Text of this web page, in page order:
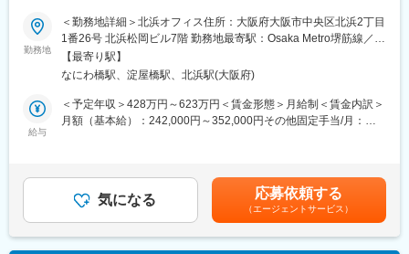
変更の範囲：会社の定める業務
査または内部統制業務のいずれか、あるいは両方の実務を担当い
ただく予定です。入社後はOJTにて基礎を習得いただきます。ま
た、業務時間内にセミナー受講やeラーニングにて学習いただけま
す。
■業務例：
＜内部監査業務＞
・業務監査：各部署と連携し、各部門での業務改善を実施
なく対応いただけます。
・各事業所の内部監査・評価：大阪市内の工場での内部監査、
米沢や千歳の子会社監査（年1回程度を想定）
勤務地
＜勤務地詳細＞北浜オフィス住所：大阪府大阪市中央区北浜2丁目
1番26号 北浜松岡ビル7階 勤務地最寄駅：Osaka Metro堺筋線／北
浜駅受動喫煙対策：敷地内全面禁煙変更の範囲：会社の定める事
業所
【最寄り駅】
なにわ橋駅、淀屋橋駅、北浜駅(大阪府)
給与
＜予定年収＞428万円～623万円＜賃金形態＞月給制＜賃金内訳＞
月額（基本給）：242,000円～352,000円その他固定手当/月：
※前年度実績 年5.0ヶ月分■年収例：あくまでも一例です。 年収
500万円／30歳賃金はあくまでも目安の金額であり、選考を通じ
て上下する可能性があります。月給(月額)は固定手当を含めた表記
です。
気になる 応募依頼する
（エージェントサービス）